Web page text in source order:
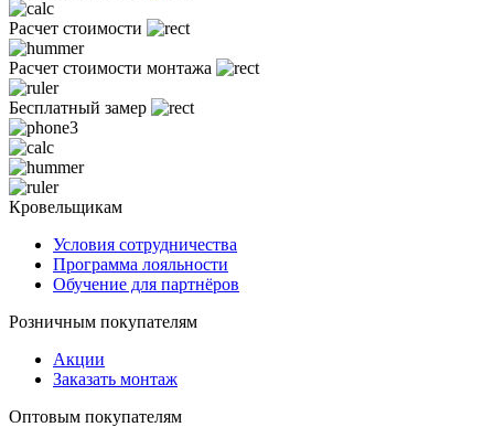
Расчет стоимости
Расчет стоимости монтажа
Бесплатный замер
Кровельщикам
Условия сотрудничества
Программа лояльности
Обучение для партнёров
Розничным покупателям
Акции
Заказать монтаж
Оптовым покупателям